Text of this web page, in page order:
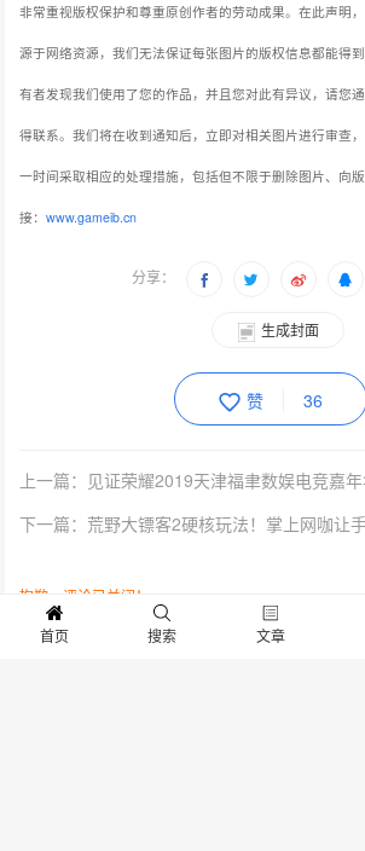
非常重视版权保护和尊重原创作者的劳动成果。在此声明
源于网络资源，我们无法保证每张图片的版权信息都能得
有者发现我们使用了您的作品，并且您对此有异议，请您
得联系。我们将在收到通知后，立即对相关图片进行审查
一时间采取相应的处理措施，包括但不限于删除图片、向
接：www.gameib.cn
分享：
生成封面
赞 36
上一篇：见证荣耀2019天津福聿数娱电竞嘉
下一篇：荒野大镖客2硬核玩法！掌上网咖让
抱歉，评论已关闭！
首页 搜索 文章